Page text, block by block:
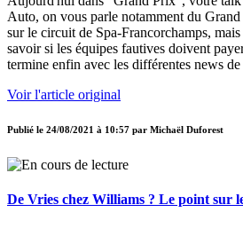
Auto, on vous parle notamment du
sur le circuit de Spa-Francorchamps,
savoir si les équipes fautives doivent
termine enfin avec les différentes news de
Voir l'article original
Publié le 24/08/2021 à 10:57 par Michaël Duforest
De Vries chez Williams ? Le point sur